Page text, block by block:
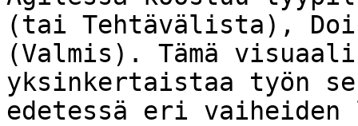
(tai Tehtävälista),
(Valmis). Tämä
yksinkertaistaa työn
edetessä eri